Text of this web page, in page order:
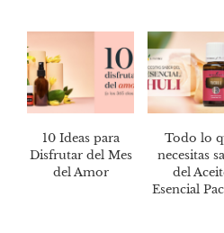
10 Ideas para
Disfrutar del Mes
del Amor
Todo lo
necesitas
del
Esencial